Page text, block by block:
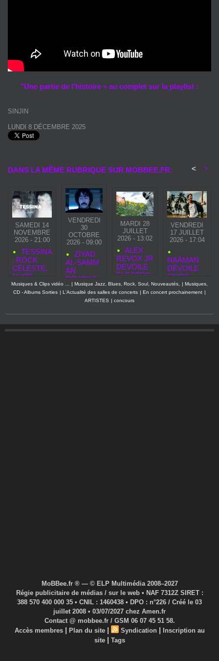
"Une partie de l’histoire » au complet sur la playlist :
SINJIN
LUNDI 8 DÉCEMBRE 2025
DANS LA MÊME RUBRIQUE SUR MOBBEE.FR: < >
SAMEDI 14
NOVEMBRE
2026 - 21:00
TESSINA
: ROCK
CÉLESTE,
NUITS
SUSPEND
UES ET
NTE
VENDREDI
30
OCTOBRE
2026 - 09:00
ZIYAD
AL‑SAMM
AN
DÉVOILE
«
SECOND
TOUCH »,
NOUVEAU
AVANT LA
MARDI 28
JUILLET
2026 - 13:02
ALEX
REVOX JR
DÉVOILE
ELECTRO
GLAM
PART 1,
UN
E
MODERN
E AU
VENDREDI
17 JUILLET
2026 - 17:04
NAÂMAN
DÉVOILE
COCO
WATA, UNE
CHANSON
PROLONG
Musiques & Clips vidéo ... | Musique Jazz, Blues, Rock, Soul, Nouveautés, | Musiques,
CD - Albums Sorties | L'Actualité des salles de concerts | En concert prochainement |
ARTISTES | concours
MoBBee.fr ® — © ELP Multimédia 2008–2027
Régie publicitaire de médias / sur le web • NAF 7312Z SIRET :
388 570 400 000 35 • CNIL : 1460438 • DPO : n°226 / Créé le 03
juillet 2008 • 03/07/2027 chez Amen.fr
Contact @ mobbee.fr / GSM 06 07 45 51 58.
Accès membres | Plan du site | Syndication |
Inscription au
site | Tags